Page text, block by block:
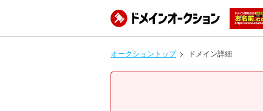
オークショントップ ドメイン詳細